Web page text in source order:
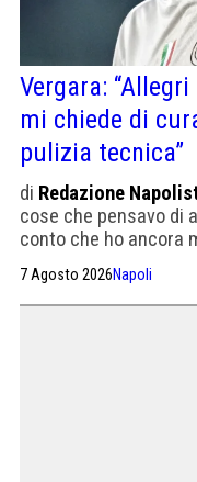
Vergara:
mi chiede di
pulizia tecnica”
di Redazione
cose che pensavo di
conto che ho ancora
rubare le
Kevin. Nazionale?
7 Agosto 2026Napoli